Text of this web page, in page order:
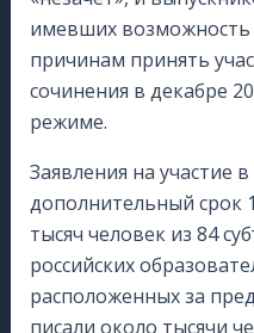
имевших
причинам принять
сочинения в декабре
режиме.
Заявления на участие
дополнительный срок
тысяч человек из 84
российских
расположенных за
писали около тысячи